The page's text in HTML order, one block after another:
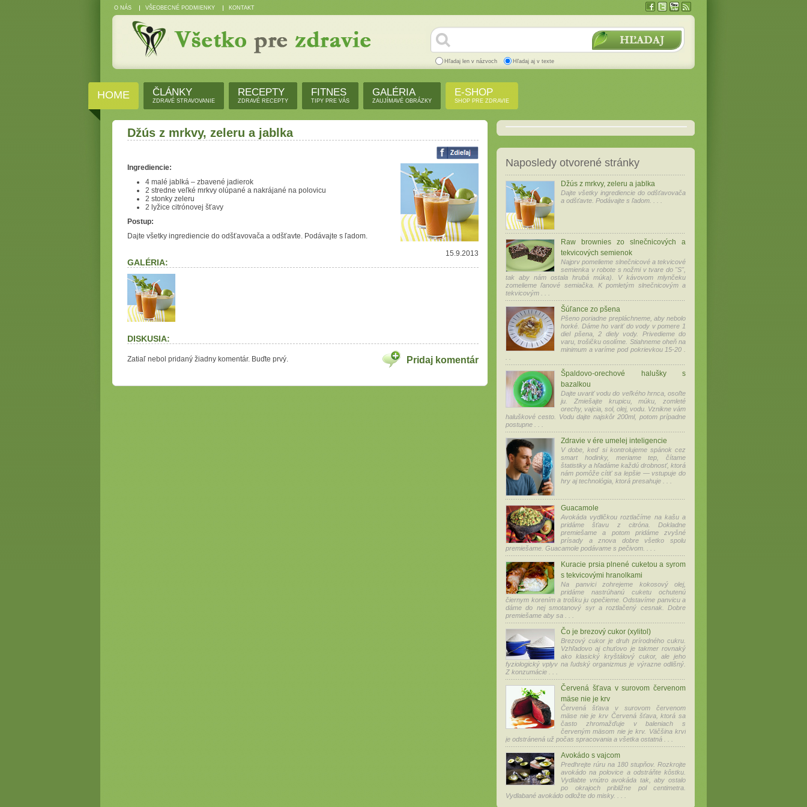
O NÁS VŠEOBECNÉ PODMIENKY KONTAKT
Hľadaj len v názvoch Hľadaj aj v texte
HOME ČLÁNKY
ZDRAVÉ STRAVOVANIE
RECEPTY
ZDRAVÉ RECEPTY
FITNES
TIPY PRE VÁS
GALÉRIA
ZAUJÍMAVÉ OBRÁZKY
E-SHOP
SHOP PRE ZDRAVIE
Džús z mrkvy, zeleru a jablka
Ingrediencie:
4 malé jablká – zbavené jadierok
2 stredne veľké mrkvy olúpané a nakrájané na polovicu
2 stonky zeleru
2 lyžice citrónovej šťavy
Postup:
Dajte všetky ingrediencie do odšťavovača a odšťavte. Podávajte s ľadom.
15.9.2013
GALÉRIA:
DISKUSIA:
Zatiaľ nebol pridaný žiadny komentár. Buďte prvý. Pridaj komentár
Naposledy otvorené stránky
Džús z mrkvy, zeleru a jablka
Dajte všetky ingrediencie do odšťavovača
a odšťavte. Podávajte s ľadom. . . .
Raw brownies zo slnečnicových a
tekvicových semienok
Najprv pomelieme slnečnicové a tekvicové
semienka v robote s nožmi v tvare do "S",
tak aby nám ostala hrubá múka). V kávovom mlynčeku
zomelieme ľanové semiačka. K pomletým slnečnicovým a
tekvicovým . . .
Šúľance zo pšena
Pšeno poriadne prepláchneme, aby nebolo
horké. Dáme ho variť do vody v pomere 1
diel pšena, 2 diely vody. Privedieme do
varu, trošičku osolíme. Stiahneme oheň na
minimum a varíme pod pokrievkou 15-20 .
Špaldovo-orechové halušky s
bazalkou
Dajte uvariť vodu do veľkého hrnca, osoľte
ju. Zmiešajte krupicu, múku, zomleté
orechy, vajcia, sol, olej, vodu. Vznikne vám
haluškové cesto. Vodu dajte najskôr 200ml, potom prípadne
postupne . . .
Zdravie v ére umelej inteligencie
V dobe, keď si kontrolujeme spánok cez
smart hodinky, meriame tep, čítame
štatistiky a hľadáme každú drobnosť, ktorá
nám pomôže cítiť sa lepšie — vstupuje do
hry aj technológia, ktorá presahuje . . .
Guacamole
Avokáda vydličkou roztlačíme na kašu a
pridáme šťavu z citróna. Dokladne
premiešame a potom pridáme zvyšné
prísady a znova dobre všetko spolu
premiešame. Guacamole podávame s pečivom. . . .
Kuracie prsia plnené cuketou a syrom
s tekvicovými hranolkami
Na panvici zohrejeme kokosový olej,
pridáme nastrúhanú cuketu ochutenú
čiernym korením a trošku ju opečieme. Odstavíme panvicu a
dáme do nej smotanový syr a roztlačený cesnak. Dobre
premiešame aby sa . . .
Čo je brezový cukor (xylitol)
Brezový cukor je druh prírodného cukru.
Vzhľadovo aj chuťovo je takmer rovnaký
ako klasický kryštálový cukor, ale jeho
fyziologický vplyv na ľudský organizmus je výrazne odlišný.
Z konzumácie . . .
Červená šťava v surovom červenom
mäse nie je krv
Červená šťava v surovom červenom
mäse nie je krv Červená šťava, ktorá sa
často zhromažďuje v baleniach s
červeným mäsom nie je krv. Väčšina krvi
je odstránená už počas spracovania a všetka ostatná . . .
Avokádo s vajcom
Predhrejte rúru na 180 stupňov. Rozkrojte
avokádo na polovice a odstráňte kôstku.
Vydlabte vnútro avokáda tak, aby ostalo
po okrajoch približne pol centimetra.
Vydlabané avokádo odložte do misky. . . .